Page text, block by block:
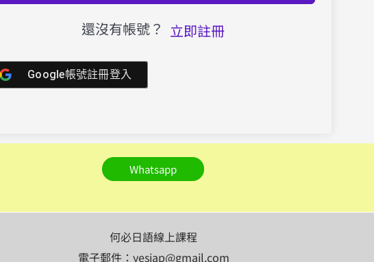
還沒有帳號？ 立即註冊
Google帳號註冊登入
Whatsapp
何必日語線上課程
電子郵件：yesjap@gmail.com